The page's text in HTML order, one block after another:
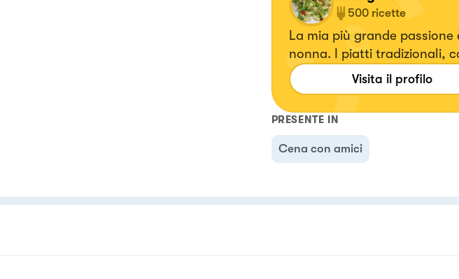
500 ricette
La mia più grande
nonna. I piatti tradizionali,
rivisitarli a mio modo,
Ogni volta che creo un
emozionare anche voi.
Visita il profilo
PRESENTE IN
Cena con amici